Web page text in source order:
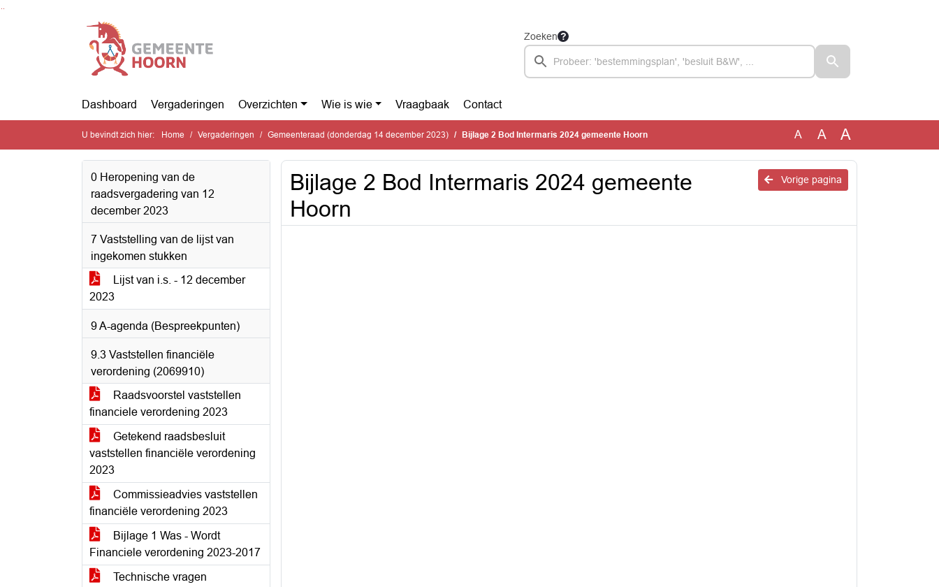
Zoeken
Dashboard Vergaderingen Overzichten Wie is wie Vraagbaak Contact
U bevindt zich hier: Home Vergaderingen Gemeenteraad (donderdag 14 december 2023) Bijlage 2 Bod Intermaris 2024 gemeente Hoorn A A A
0 Heropening van de
raadsvergadering van 12
december 2023
7 Vaststelling van de lijst van
ingekomen stukken
Lijst van i.s. - 12 december
2023
9 A-agenda (Bespreekpunten)
9.3 Vaststellen financiële
verordening (2069910)
Raadsvoorstel vaststellen
financiele verordening 2023
Getekend raadsbesluit
vaststellen financiële verordening
2023
Commissieadvies vaststellen
financiële verordening 2023
Bijlage 1 Was - Wordt
Financiele verordening 2023-2017
Technische vragen
Vorige pagina
Bijlage 2 Bod Intermaris 2024 gemeente
Hoorn